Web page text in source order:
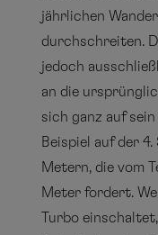
jährlichen
durchschreiten.
jedoch
an die
sich ganz auf
Beispiel auf der 4.
Metern, die vom
Meter fordert.
Turbo